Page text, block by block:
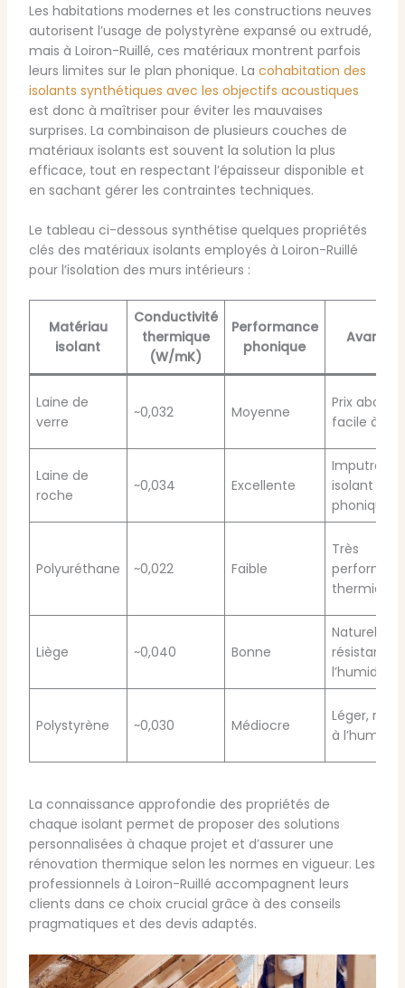
Les habitations modernes et les constructions neuves
autorisent l’usage de polystyrène expansé ou extrudé,
mais à Loiron-Ruillé, ces matériaux montrent parfois
leurs limites sur le plan phonique. La cohabitation des
isolants synthétiques avec les objectifs acoustiques
est donc à maîtriser pour éviter les mauvaises
surprises. La combinaison de plusieurs couches de
matériaux isolants est souvent la solution la plus
efficace, tout en respectant l’épaisseur disponible et
en sachant gérer les contraintes techniques.
Le tableau ci-dessous synthétise quelques propriétés
clés des matériaux isolants employés à Loiron-Ruillé
pour l’isolation des murs intérieurs :
Matériau
isolant
Conductivité
thermique
(W/mK)
Performance
phonique
Laine de
verre
~0,032 Moyenne
Prix
facile à
Laine de
roche
~0,034 Excellente
isolant
phonique
Polyuréthane ~0,022 Faible
Très
performant
Liège ~0,040 Bonne
Naturel,
résistant à
l’humidité
Polystyrène ~0,030 Médiocre
Léger,
à l’humidité
La connaissance approfondie des propriétés de
chaque isolant permet de proposer des solutions
personnalisées à chaque projet et d’assurer une
rénovation thermique selon les normes en vigueur. Les
professionnels à Loiron-Ruillé accompagnent leurs
clients dans ce choix crucial grâce à des conseils
pragmatiques et des devis adaptés.